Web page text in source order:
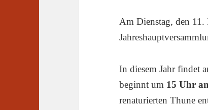
Am Dienstag, den 11.
In diesem Jahr findet
beginnt um 15 Uhr
renaturierten Thune